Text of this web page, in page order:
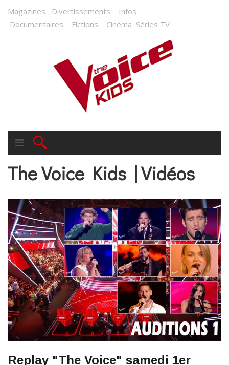
Magazines Divertissements
Infos
Documentaires
Fictions Cinéma Séries TV
The Voice Kids | Vidéos
Replay "The Voice" samedi 1er